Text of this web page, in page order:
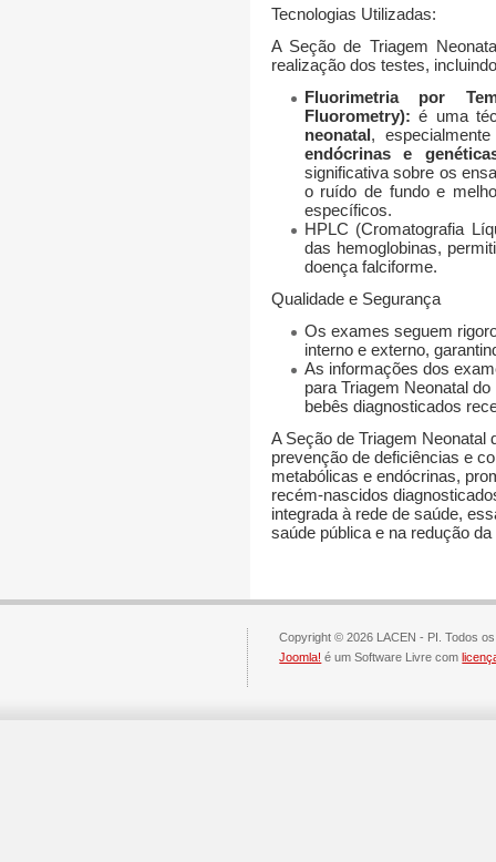
Tecnologias Utilizadas:
A Seção de Triagem
realização dos testes,
Fluorimetria por
Fluorometry): é uma
neonatal,
endócrinas e
significativa sobre os
o ruído de fundo e
específicos.
HPLC (Cromatografia
das hemoglobinas,
doença falciforme.
Qualidade e Segurança
Os exames seguem
interno e externo,
As informações dos
para Triagem Neonatal
bebês diagnosticados
A Seção de Triagem Neonatal
prevenção de deficiências e
metabólicas e endócrinas,
recém-nascidos
integrada à rede de saúde,
saúde pública e na redução
Copyright © 2026 LACEN - PI. Todos
Joomla! é um Software Livre com